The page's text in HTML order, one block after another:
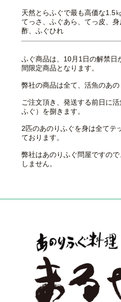
天然とらふぐで最も高価な1.5
てっさ、ふぐあら、てっ皮、
酢、ふぐひれ
ふぐ商品は、10月1日の解禁日
間限定商品となります。
弊社の商品は全て、活魚のあの
ご注文頂き、発送する前日に
ふぐ）を捌きます。
2匹のあのりふぐを身は全てテ
ております。
弊社はあのりふぐ問屋ですの
しません。